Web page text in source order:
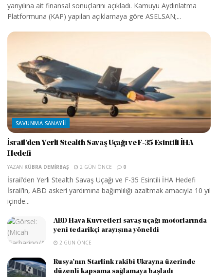
yarıyılına ait finansal sonuçlarını açıkladı. Kamuyu Aydınlatma
Platformuna (KAP) yapılan açıklamaya göre ASELSAN;...
SAVUNMA SANAYII
İsrail’den Yerli Stealth Savaş Uçağı ve F-35 Esintili İHA
Hedefi
YAZAN KÜBRA DEMIRBAŞ 2 GÜN ÖNCE 0
İsrail’den Yerli Stealth Savaş Uçağı ve F-35 Esintili İHA Hedefi
İsrail’in, ABD askeri yardımına bağımlılığı azaltmak amacıyla 10 yıl
içinde...
ABD Hava Kuvvetleri savaş uçağı motorlarında
yeni tedarikçi arayışına yöneldi
2 GÜN ÖNCE
Rusya’nın Starlink rakibi Ukrayna üzerinde
düzenli kapsama sağlamaya başladı